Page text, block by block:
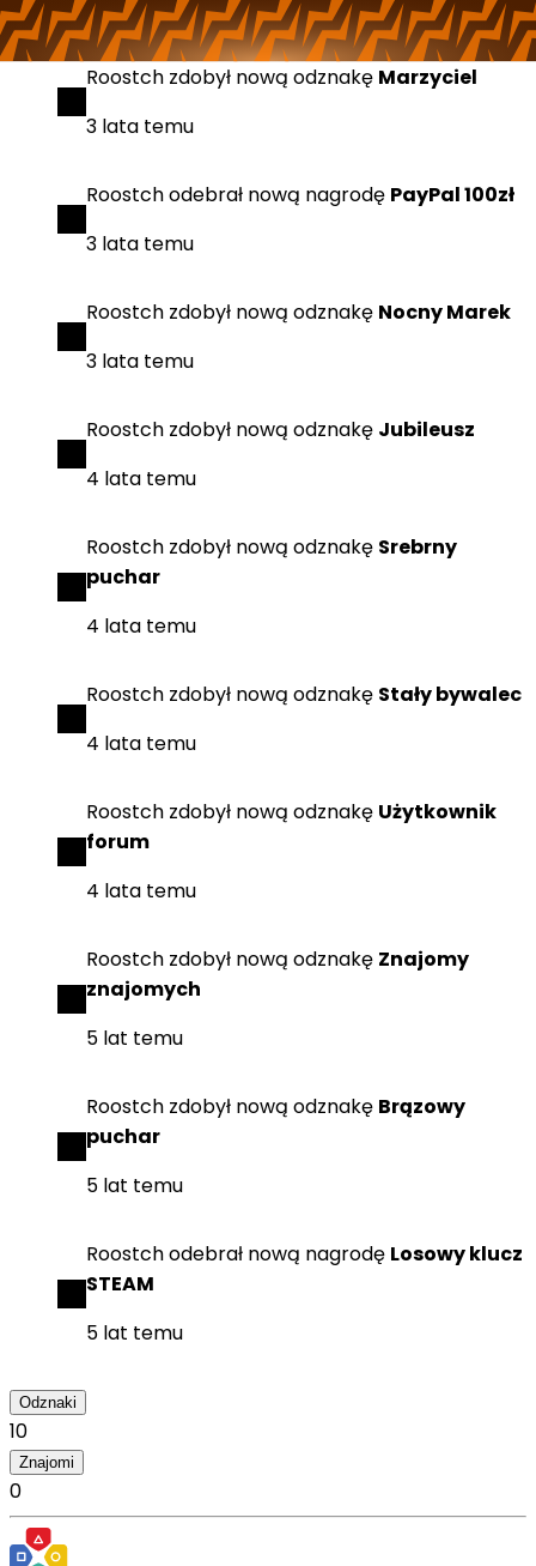
3 lata temu
Roostch zdobył nową odznakę Marzyciel
3 lata temu
Roostchodebrał nową nagrodę PayPal 100zł
3 lata temu
Roostch zdobył nową odznakę Nocny Marek
3 lata temu
Roostch zdobył nową odznakę Jubileusz
4 lata temu
Roostch zdobył nową odznakę Srebrny
puchar
4 lata temu
Roostch zdobył nową odznakę Stały bywalec
4 lata temu
Roostch zdobył nową odznakę Użytkownik
forum
4 lata temu
Roostch zdobył nową odznakę Znajomy
znajomych
5 lat temu
Roostch zdobył nową odznakę Brązowy
puchar
5 lat temu
Roostchodebrał nową nagrodę Losowy klucz
STEAM
5 lat temu
Odznaki
10
Znajomi
0